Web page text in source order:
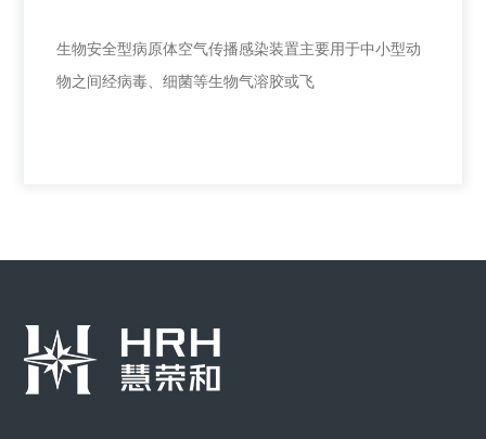
生物安全型病原体空气传播感染装置主要用于中小型动
物之间经病毒、细菌等生物气溶胶或飞
生物安全型病原体空气传播感染装置